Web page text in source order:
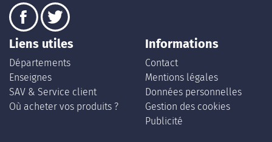
Liens utiles
Départements
Enseignes
SAV & Service client
Où acheter vos produits ?
Informations
Contact
Mentions légales
Données personnelles
Gestion des cookies
Publicité